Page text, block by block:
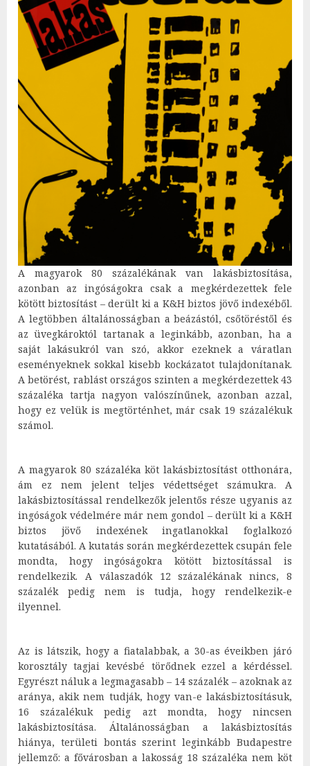
A magyarok 80 százalékának van lakásbiztosítása,
azonban az ingóságokra csak a megkérdezettek fele
kötött biztosítást – derült ki a K&H biztos jövő indexéből.
A legtöbben általánosságban a beázástól, csőtöréstől és
az üvegkároktól tartanak a leginkább, azonban, ha a
saját lakásukról van szó, akkor ezeknek a váratlan
eseményeknek sokkal kisebb kockázatot tulajdonítanak.
A betörést, rablást országos szinten a megkérdezettek 43
százaléka tartja nagyon valószínűnek, azonban azzal,
hogy ez velük is megtörténhet, már csak 19 százalékuk
számol.
A magyarok 80 százaléka köt lakásbiztosítást otthonára,
ám ez nem jelent teljes védettséget számukra. A
lakásbiztosítással rendelkezők jelentős része ugyanis az
ingóságok védelmére már nem gondol – derült ki a K&H
biztos jövő indexének ingatlanokkal foglalkozó
kutatásából. A kutatás során megkérdezettek csupán fele
mondta, hogy ingóságokra kötött biztosítással is
rendelkezik. A válaszadók 12 százalékának nincs, 8
százalék pedig nem is tudja, hogy rendelkezik-e
ilyennel.
Az is látszik, hogy a fiatalabbak, a 30-as éveikben járó
korosztály tagjai kevésbé törődnek ezzel a kérdéssel.
Egyrészt náluk a legmagasabb – 14 százalék – azoknak az
aránya, akik nem tudják, hogy van-e lakásbiztosításuk,
16 százalékuk pedig azt mondta, hogy nincsen
lakásbiztosítása. Általánosságban a lakásbiztosítás
hiánya, területi bontás szerint leginkább Budapestre
jellemző: a fővárosban a lakosság 18 százaléka nem köt